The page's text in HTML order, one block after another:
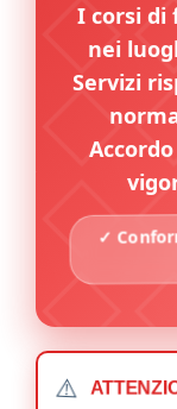
I corsi di
nei
Servizi
✓
⚠️